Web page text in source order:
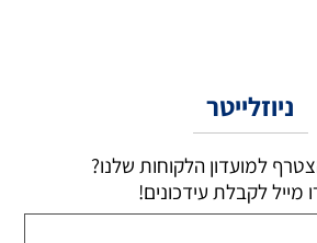
ניוזלייטר
למועדון הלקוחות שלנו?
מייל לקבלת עידכונים!